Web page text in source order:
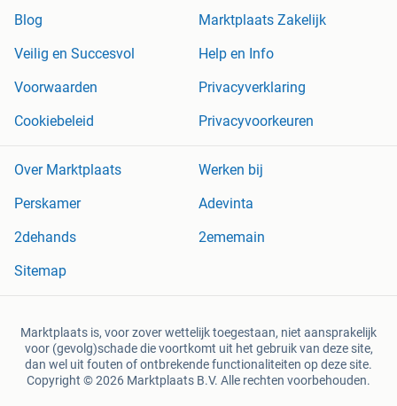
Blog
Marktplaats Zakelijk
Veilig en Succesvol
Help en Info
Voorwaarden
Privacyverklaring
Cookiebeleid
Privacyvoorkeuren
Over Marktplaats
Werken bij
Perskamer
Adevinta
2dehands
2ememain
Sitemap
Marktplaats is, voor zover wettelijk toegestaan, niet aansprakelijk
voor (gevolg)schade die voortkomt uit het gebruik van deze site,
dan wel uit fouten of ontbrekende functionaliteiten op deze site.
Copyright © 2026 Marktplaats B.V. Alle rechten voorbehouden.